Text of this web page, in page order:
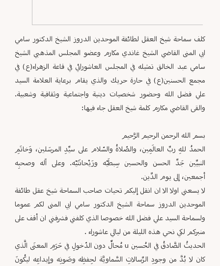
كلف سماحة شيخ العقل لطائفة الموحدين الدروز الشيخ الدكتور سامي
ابي المنى القاضي الشيخ غاندي مكارم وعضو ‏المجلس المذهبي الشيخ
سامي عبد الخالق تمثيله في المجلس العاشورائي في قاعة الزهراء(ع) في
مجمع الحسنين(ع) في ‏حارة حريك والذي يقام برعاية العلامة السيد
علي فضل الله وحضور شخصيات دينية واجتماعية وثقافية وشعبية.
والقى ‏القاضي مكارم كلمة شيخ العقل جاء فيها:‏
بسم الله الرحمن الرحيم الرَّحيم
الحمدُ للهِ ربِّ العالَمِين، والصّلاةُ والسّلام على سيِّدِ المرسَلين، وَخاتَمِ
النبيِّين جَدِّ الحسن والحسين سِبطَيْه ورَيْحانَتَيْه. وعلى ‏آله وصحبِه
أجمعين، إلى يوم الدِّين.‏
لا يسعني اولا الا ان انقل إليكم تحيات صاحب السماحة شيخ عقل طائفة
الموحدين الدروز سماحة الشيخ الدكتور سامي ‏ابي المنى لكم عموما
ولسماحة السيد علي فضل الله خصوصا الذي كلفني فشرفني ان أقف على
منبركم لكي نحي هذه الليلة ‏من ليالي عاشوراء .‏
الحديثُ الصَّادقُ في الحُسين ‏u‏ مُحالٌ دون الدّخولِ في حَرَمِ المعنَى الَّذي
كان لا بُدَّ من وجودِ الرِّسالاتِ السَّماويَّة لحِفظِه ‏وصَونِه وإيداعِه ليكُونَ